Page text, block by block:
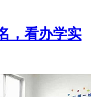
，看办学实